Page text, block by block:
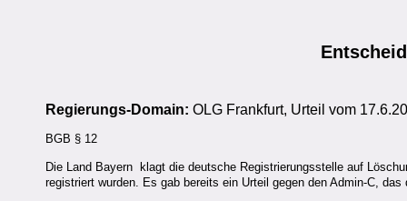
Regierungs-Domain: OLG Frankfurt, Urteil vom
BGB § 12
Die Land Bayern klagt die deutsche Registrierungsstelle auf
registriert wurden. Es gab bereits ein Urteil gegen den Admin-C,